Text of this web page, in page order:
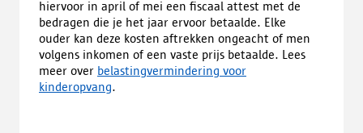
hiervoor in april of mei een fiscaal attest met de
bedragen die je het jaar ervoor betaalde. Elke
ouder kan deze kosten aftrekken ongeacht of men
volgens inkomen of een vaste prijs betaalde. Lees
meer over belastingvermindering voor
kinderopvang.